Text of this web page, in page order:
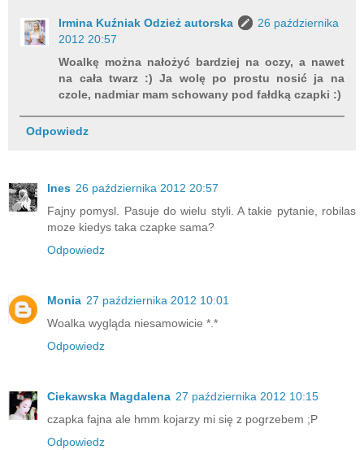
Irmina Kuźniak Odzież autorska
26 października
2012 20:57
Woalkę można nałożyć bardziej na oczy, a nawet
na cała twarz :) Ja wolę po prostu nosić ja na
czole, nadmiar mam schowany pod fałdką czapki :)
Odpowiedz
Ines 26 października 2012 20:57
Fajny pomysl. Pasuje do wielu styli. A takie pytanie, robilas
moze kiedys taka czapke sama?
Odpowiedz
Monia 27 października 2012 10:01
Woalka wygląda niesamowicie *.*
Odpowiedz
Ciekawska Magdalena 27 października 2012 10:15
czapka fajna ale hmm kojarzy mi się z pogrzebem ;P
Odpowiedz